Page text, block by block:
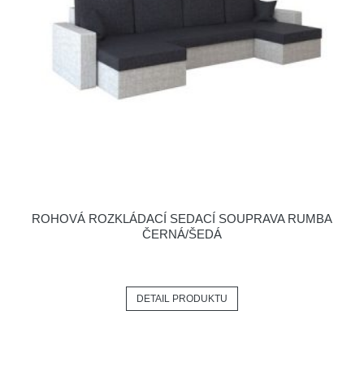
ROHOVÁ ROZKLÁDACÍ SEDACÍ SOUPRAVA RUMBA
ČERNÁ/ŠEDÁ
DETAIL PRODUKTU